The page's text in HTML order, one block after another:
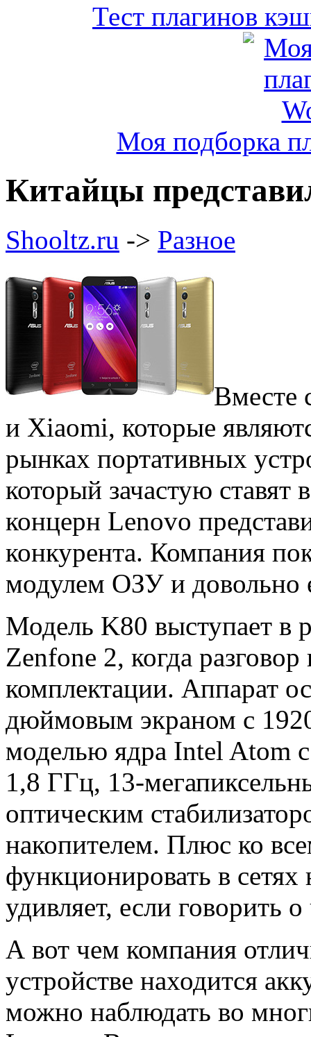
Тест плагинов
Моя подборка
Китайцы
Shooltz.ru -> Разное
Вместе
и Xiaomi, которые
рынках портативных
который зачастую
концерн Lenovo
конкурента. Компания
модулем ОЗУ и довольно
Модель K80 выступает в
Zenfone 2, когда разговор
комплектации. Аппарат
дюймовым экраном с
моделью ядра Intel Atom
1,8 ГГц, 13-
оптическим
накопителем. Плюс ко
функционировать в сетях
удивляет, если говорить
А вот чем компания
устройстве находится
можно наблюдать во